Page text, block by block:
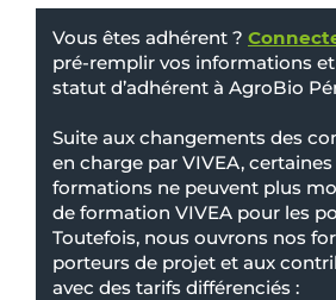
Vous êtes adhérent ?
pré-remplir vos informations
statut d’adhérent à AgroBio
Suite aux changements des
en charge par VIVEA,
formations ne peuvent plus
de formation VIVEA pour les
Toutefois, nous ouvrons nos
porteurs de projet et aux
avec des tarifs différenciés :